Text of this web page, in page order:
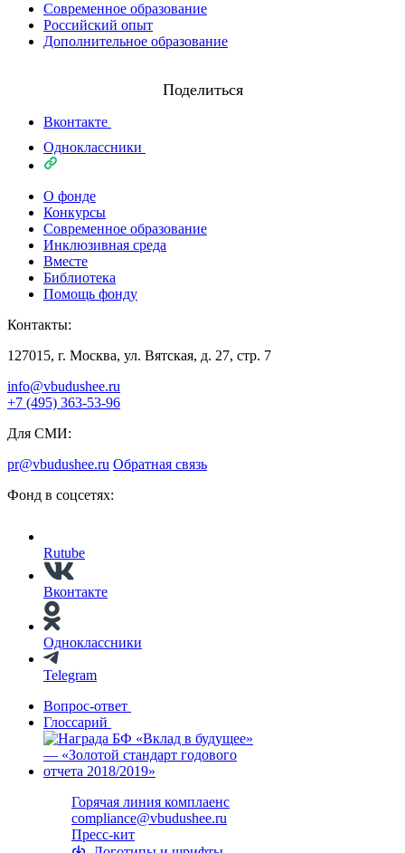
Современное образование
Российский опыт
Дополнительное образование
Поделиться
Вконтакте
Одноклассники
О фонде
Конкурсы
Современное образование
Инклюзивная среда
Вместе
Библиотека
Помощь фонду
Контакты:
127015, г. Москва, ул. Вятская, д. 27, стр. 7
info@vbudushee.ru
+7 (495) 363-53-96
Для СМИ:
pr@vbudushee.ru Обратная связь
Фонд в соцсетях:
Rutube
Вконтакте
Одноклассники
Telegram
Вопрос-ответ
Глоссарий
Горячая линия комплаенс
compliance@vbudushee.ru
Пресс-кит